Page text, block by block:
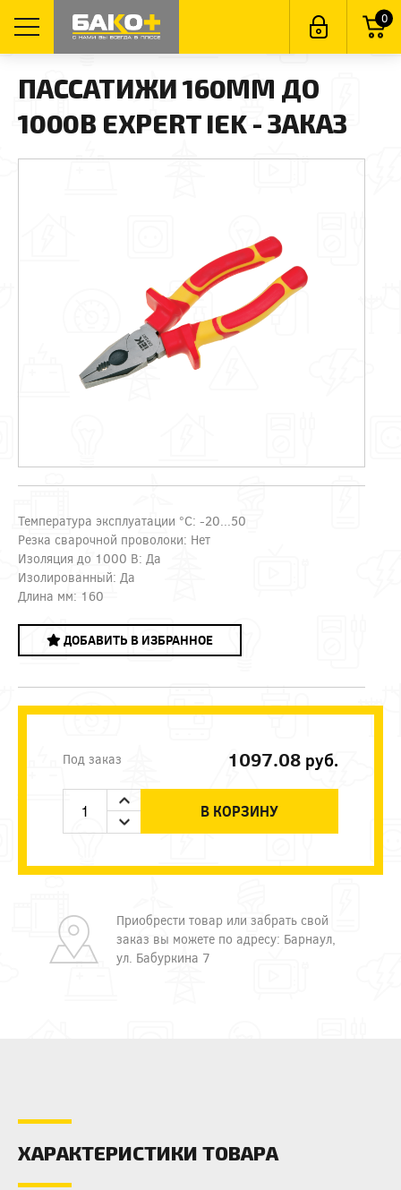
0
ПАССАТИЖИ 160ММ ДО
1000В EXPERT IEK - ЗАКАЗ
Температура эксплуатации °C: -20...50
Резка сварочной проволоки: Нет
Изоляция до 1000 В: Да
Изолированный: Да
Длина мм: 160
ДОБАВИТЬ В ИЗБРАННОЕ
Под заказ 1097.08 руб.
В КОРЗИНУ
Приобрести товар или забрать свой
заказ вы можете по адресу: Барнаул,
ул. Бабуркина 7
ХАРАКТЕРИСТИКИ ТОВАРА